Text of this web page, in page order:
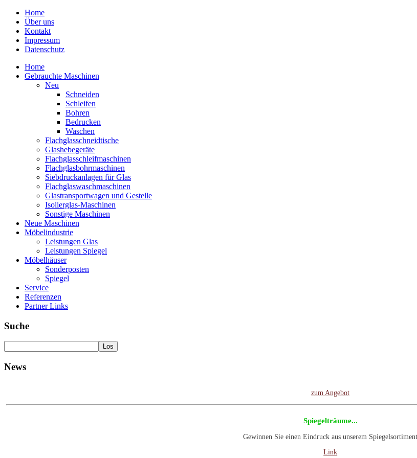
Home
Über uns
Kontakt
Impressum
Datenschutz
Home
Gebrauchte Maschinen
Neu
Schneiden
Schleifen
Bohren
Bedrucken
Waschen
Flachglasschneidtische
Glashebegeräte
Flachglasschleifmaschinen
Flachglasbohrmaschinen
Siebdruckanlagen für Glas
Flachglaswaschmaschinen
Glastransportwagen und Gestelle
Isolierglas-Maschinen
Sonstige Maschinen
Neue Maschinen
Möbelindustrie
Leistungen Glas
Leistungen Spiegel
Möbelhäuser
Sonderposten
Spiegel
Service
Referenzen
Partner Links
Suche
News
zum Angebot
Spiegelträume...
Gewinnen Sie einen Eindruck aus unserem Spiegelsortiment
Link